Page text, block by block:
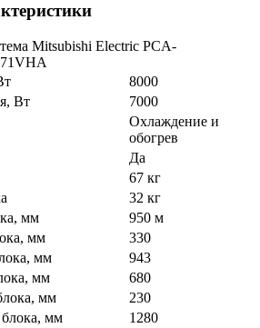
Mitsubishi Electric PCA-
8000
Вт
7000
Охлаждение и
обогрев
Да
67 кг
32 кг
мм
950 м
мм
330
мм
943
мм
680
мм
230
мм
1280